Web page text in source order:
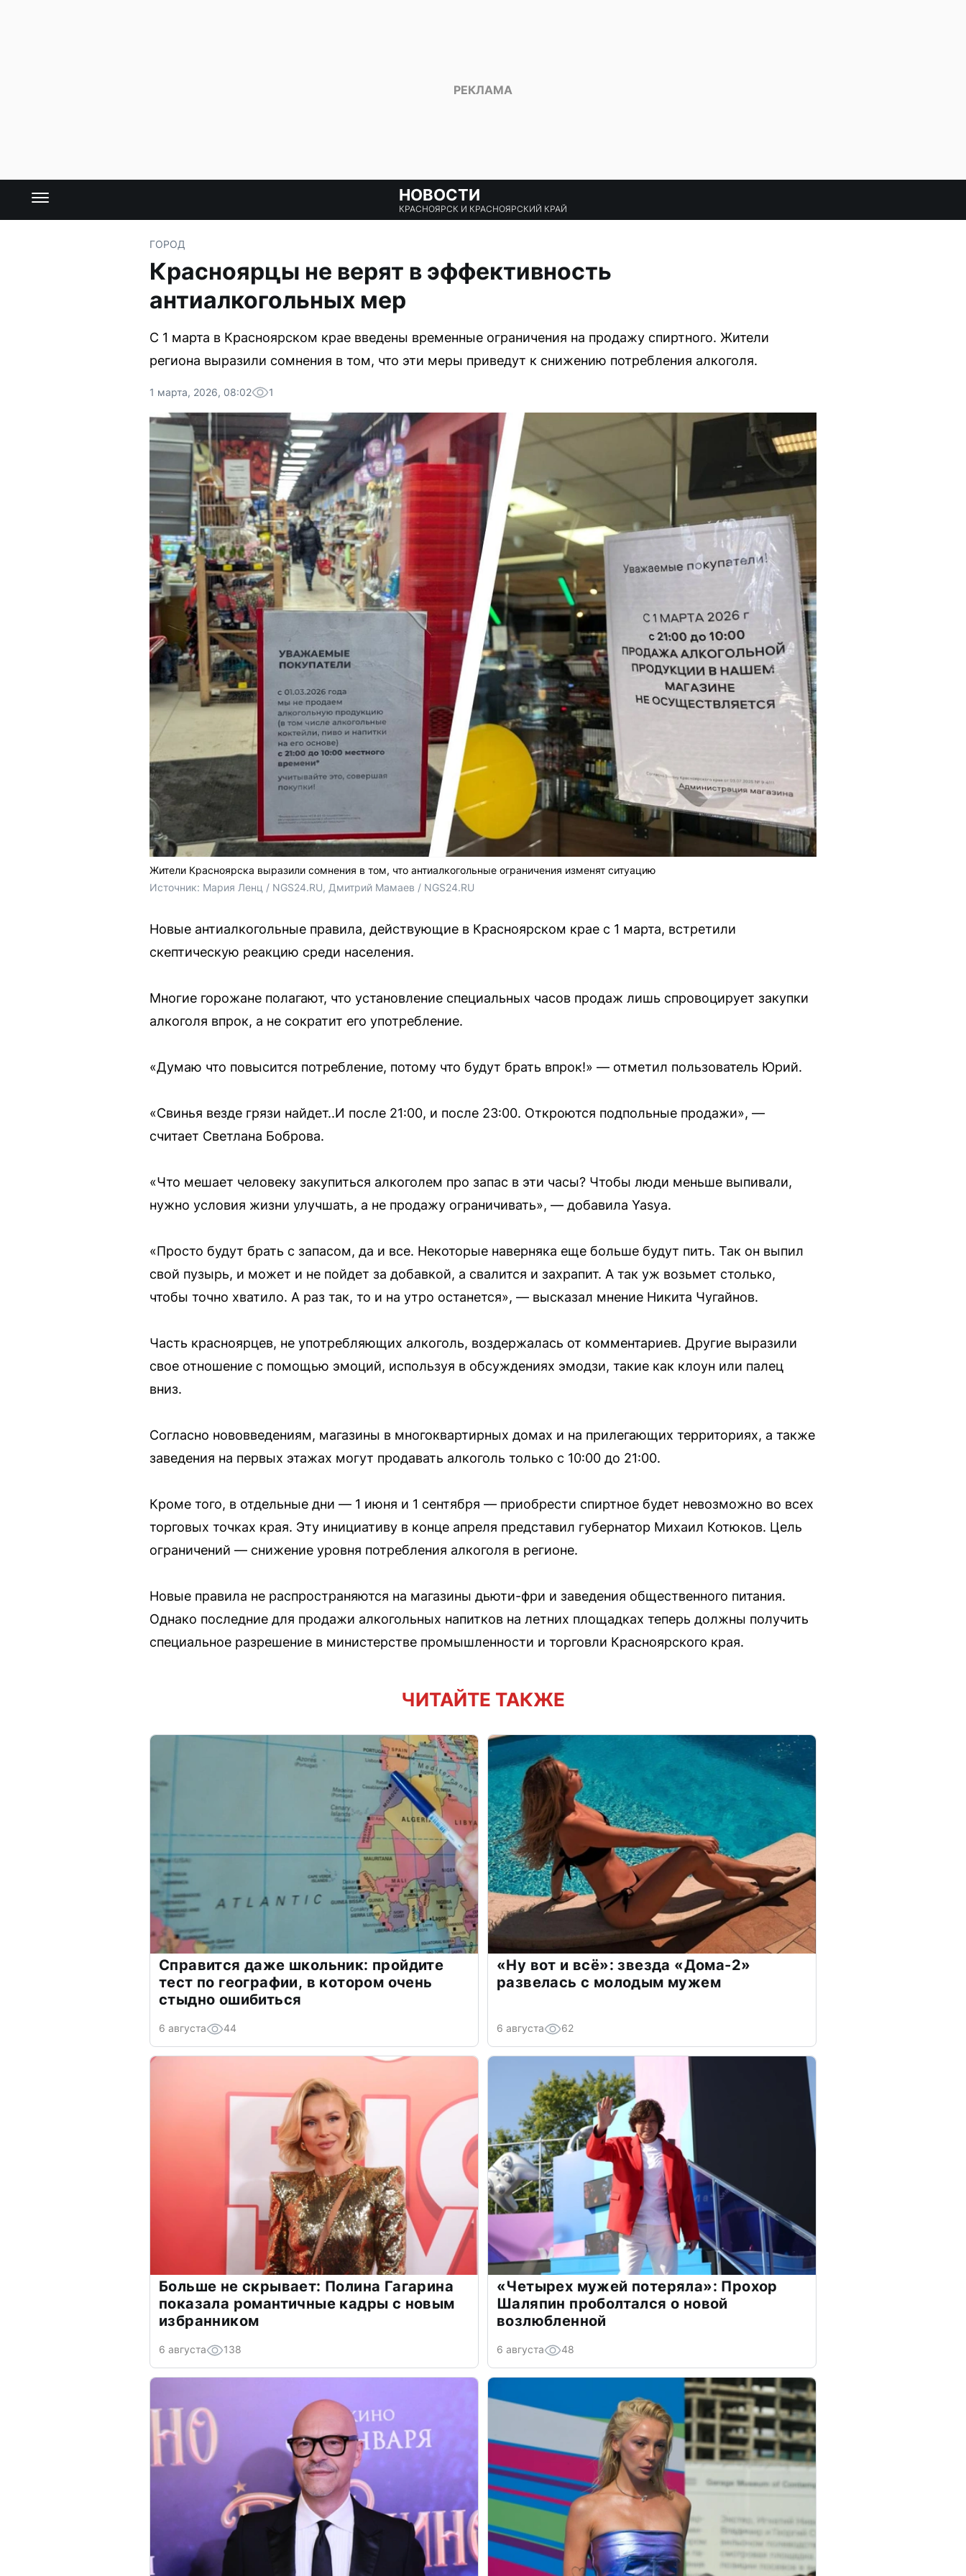
НОВОСТИ
КРАСНОЯРСК И КРАСНОЯРСКИЙ КРАЙ
ГОРОД
Красноярцы не верят в эффективность
антиалкогольных мер
С 1 марта в Красноярском крае введены временные ограничения на продажу спиртного. Жители
региона выразили сомнения в том, что эти меры приведут к снижению потребления алкоголя.
1 марта, 2026, 08:02 1
Жители Красноярска выразили сомнения в том, что антиалкогольные ограничения изменят ситуацию
Источник: Мария Ленц / NGS24.RU, Дмитрий Мамаев / NGS24.RU
Новые антиалкогольные правила, действующие в Красноярском крае с 1 марта, встретили
скептическую реакцию среди населения.
Многие горожане полагают, что установление специальных часов продаж лишь спровоцирует закупки
алкоголя впрок, а не сократит его употребление.
«Думаю что повысится потребление, потому что будут брать впрок!» — отметил пользователь Юрий.
«Свинья везде грязи найдет..И после 21:00, и после 23:00. Откроются подпольные продажи», —
считает Светлана Боброва.
«Что мешает человеку закупиться алкоголем про запас в эти часы? Чтобы люди меньше выпивали,
нужно условия жизни улучшать, а не продажу ограничивать», — добавила Yasya.
«Просто будут брать с запасом, да и все. Некоторые наверняка еще больше будут пить. Так он выпил
свой пузырь, и может и не пойдет за добавкой, а свалится и захрапит. А так уж возьмет столько,
чтобы точно хватило. А раз так, то и на утро останется», — высказал мнение Никита Чугайнов.
Часть красноярцев, не употребляющих алкоголь, воздержалась от комментариев. Другие выразили
свое отношение с помощью эмоций, используя в обсуждениях эмодзи, такие как клоун или палец
вниз.
Согласно нововведениям, магазины в многоквартирных домах и на прилегающих территориях, а также
заведения на первых этажах могут продавать алкоголь только с 10:00 до 21:00.
Кроме того, в отдельные дни — 1 июня и 1 сентября — приобрести спиртное будет невозможно во всех
торговых точках края. Эту инициативу в конце апреля представил губернатор Михаил Котюков. Цель
ограничений — снижение уровня потребления алкоголя в регионе.
Новые правила не распространяются на магазины дьюти-фри и заведения общественного питания.
Однако последние для продажи алкогольных напитков на летних площадках теперь должны получить
специальное разрешение в министерстве промышленности и торговли Красноярского края.
ЧИТАЙТЕ ТАКЖЕ
Справится даже школьник: пройдите
тест по географии, в котором очень
стыдно ошибиться
6 августа 44
«Ну вот и всё»: звезда «Дома-2»
развелась с молодым мужем
6 августа 62
Больше не скрывает: Полина Гагарина
показала романтичные кадры с новым
избранником
6 августа 138
«Четырех мужей потеряла»: Прохор
Шаляпин проболтался о новой
возлюбленной
6 августа 48